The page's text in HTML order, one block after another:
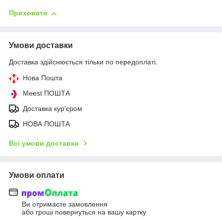
Приховати
Умови доставки
Доставка здійснюється тільки по передоплаті.
Нова Пошта
Meest ПОШТА
Доставка кур'єром
НОВА ПОШТА
Всі умови доставки
Умови оплати
Ви отримаєте замовлення
або гроші повернуться на вашу картку